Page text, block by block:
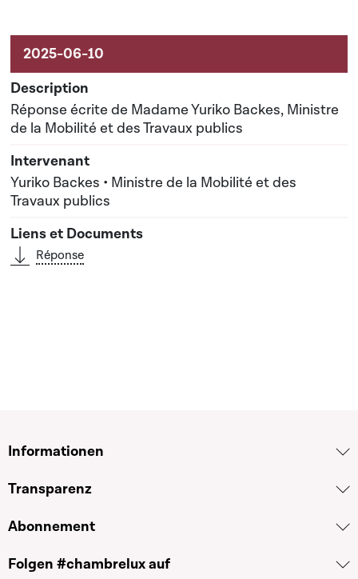
Réponse écrite de Madame Yuriko Backes, Ministre
de la Mobilité et des Travaux publics
Yuriko Backes • Ministre de la Mobilité et des
Travaux publics
Réponse
Informationen
Transparenz
Abonnement
Folgen #chambrelux auf